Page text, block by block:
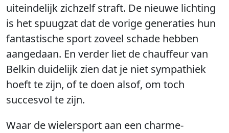
uiteindelijk zichzelf straft. De nieuwe lichting
is het spuugzat dat de vorige generaties hun
fantastische sport zoveel schade hebben
aangedaan. En verder liet de chauffeur van
Belkin duidelijk zien dat je niet sympathiek
hoeft te zijn, of te doen alsof, om toch
succesvol te zijn.
Waar de wielersport aan een charme-